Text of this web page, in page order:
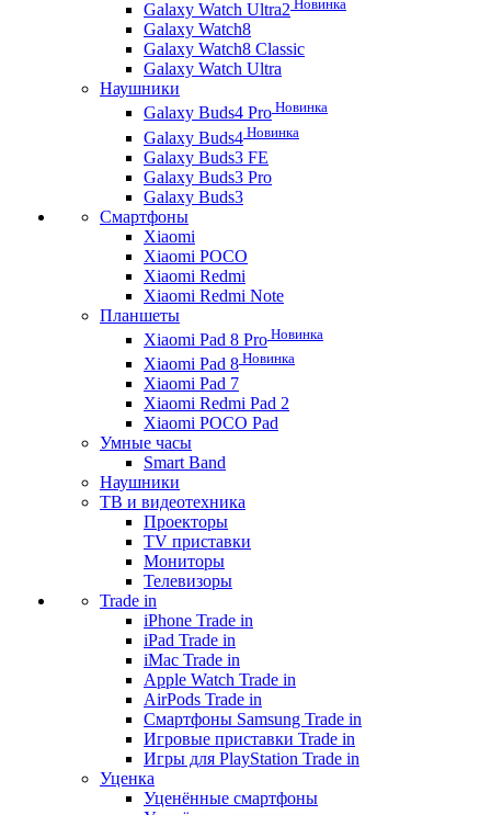
Galaxy Watch Ultra2 Новинка
Galaxy Watch8
Galaxy Watch8 Classic
Galaxy Watch Ultra
Наушники
Galaxy Buds4 Pro Новинка
Galaxy Buds4 Новинка
Galaxy Buds3 FE
Galaxy Buds3 Pro
Galaxy Buds3
Смартфоны
Xiaomi
Xiaomi POCO
Xiaomi Redmi
Xiaomi Redmi Note
Планшеты
Xiaomi Pad 8 Pro Новинка
Xiaomi Pad 8 Новинка
Xiaomi Pad 7
Xiaomi Redmi Pad 2
Xiaomi POCO Pad
Умные часы
Smart Band
Наушники
ТВ и видеотехника
Проекторы
TV приставки
Мониторы
Телевизоры
Trade in
iPhone Trade in
iPad Trade in
iMac Trade in
Apple Watch Trade in
AirPods Trade in
Смартфоны Samsung Trade in
Игровые приставки Trade in
Игры для PlayStation Trade in
Уценка
Уценённые смартфоны